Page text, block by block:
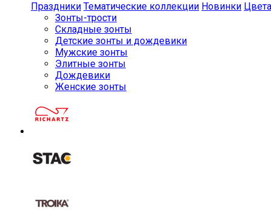
Праздники Тематические коллекции Новинки Цвета
Зонты-трости
Складные зонты
Детские зонты и дождевики
Мужские зонты
Элитные зонты
Дождевики
Женские зонты